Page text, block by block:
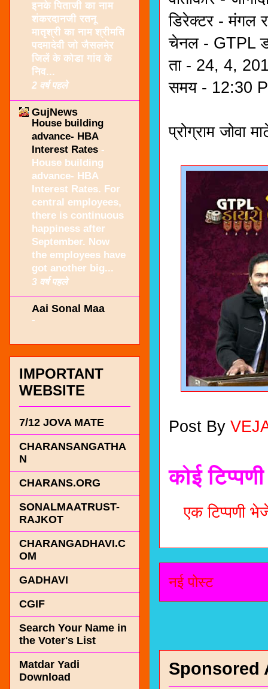
डिरेक्टर - मंगल
चेनल - GTPL
ता - 24, 4,
समय - 12:30
प्रोग्राम जोवा
Post By
कोई
एक टिप्पणी
नई पोस्ट
Sponsored
इनके पिताजी का नाम
शंकरदानजी रतनू
मातृश्री का नाम श्रीमति
पदमादेवी जो जैसलमेर
जिलें के कोडा गांव के
निव...
2 वर्ष पहले
GujNews
House building
advance- HBA
Interest Rates -
House building
advance- HBA
Interest Rates. For
central employees,
there is continuous
happiness after
September. Now
the employees have
got another big...
3 वर्ष पहले
Aai Sonal Maa
-
IMPORTANT
WEBSITE
7/12 JOVA MATE
CHARANSANGATHA
N
CHARANS.ORG
SONALMAATRUST-
RAJKOT
CHARANGADHAVI.C
OM
GADHAVI
CGIF
Search Your Name in
the Voter's List
Matdar Yadi
Download